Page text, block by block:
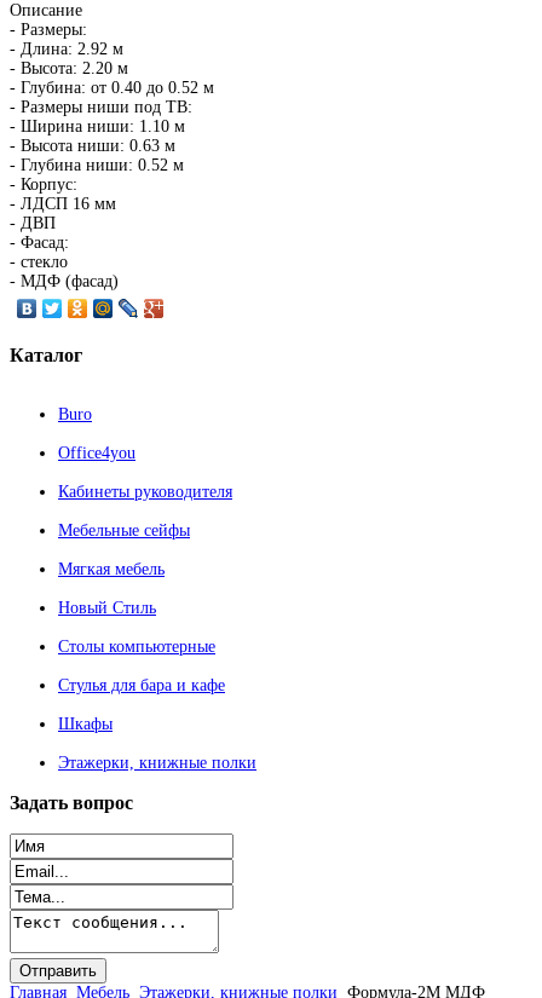
Описание
- Размеры:
- Длина: 2.92 м
- Высота: 2.20 м
- Глубина: от 0.40 до 0.52 м
- Размеры ниши под ТВ:
- Ширина ниши: 1.10 м
- Высота ниши: 0.63 м
- Глубина ниши: 0.52 м
- Корпус:
- ЛДСП 16 мм
- ДВП
- Фасад:
- стекло
- МДФ (фасад)
Каталог
Buro
Office4you
Кабинеты руководителя
Мебельные сейфы
Мягкая мебель
Новый Стиль
Столы компьютерные
Стулья для бара и кафе
Шкафы
Этажерки, книжные полки
Задать вопрос
Главная Мебель Этажерки, книжные полки Формула-2М МДФ